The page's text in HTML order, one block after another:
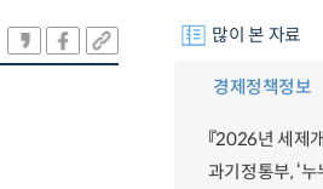
많이 본 자료
경제정책정보
『2026년 세제